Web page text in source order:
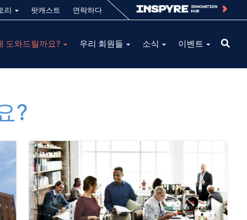
리 팟캐스트 연락하다
도와드릴까요? 우리 회원들 소식 이벤트
?
Image